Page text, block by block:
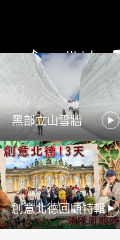
黑部立山雪牆
創意北德回顧特輯